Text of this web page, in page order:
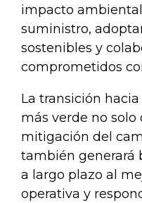
impacto
suministro,
sostenibles y
comprometidos
La transición
más verde no solo
mitigación del
también generará
a largo plazo al
operativa y